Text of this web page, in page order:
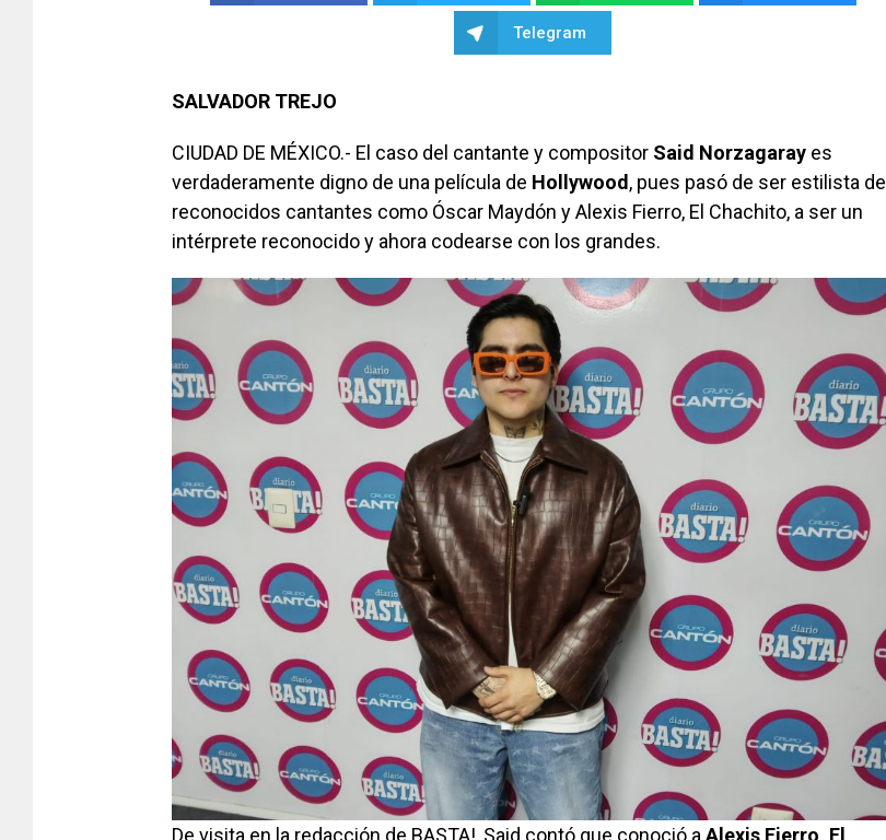
Telegram
SALVADOR TREJO
CIUDAD DE MÉXICO.- El caso del cantante y compositor Said Norzagaray es
verdaderamente digno de una película de Hollywood, pues pasó de ser estilista de
reconocidos cantantes como Óscar Maydón y Alexis Fierro, El Chachito, a ser un
intérprete reconocido y ahora codearse con los grandes.
De visita en la redacción de BASTA!, Said contó que conoció a Alexis Fierro, El